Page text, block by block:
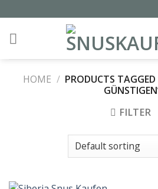
to
content
HOME / PRODUCTS TAGGED
FILTER